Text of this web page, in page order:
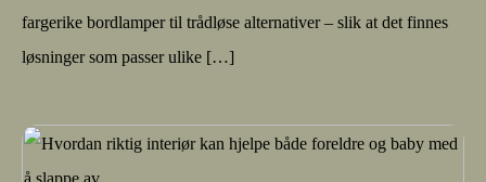
fargerike bordlamper til trådløse alternativer – slik at det finnes
løsninger som passer ulike […]